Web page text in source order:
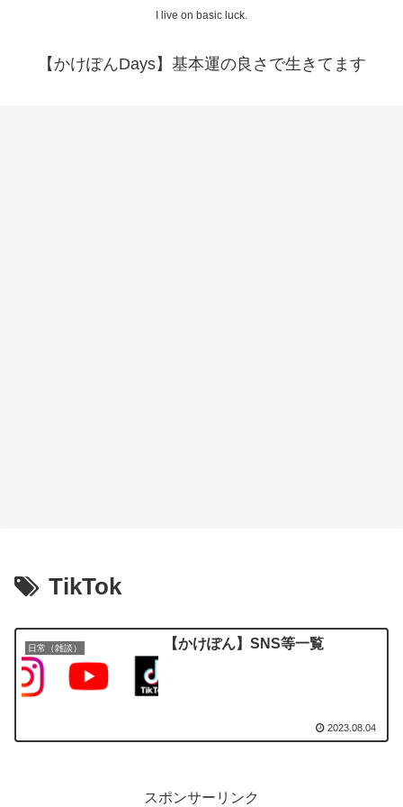
I live on basic luck.
【かけぽんDays】基本運の良さで生きてます
TikTok
日常（雑談） 【かけぽん】SNS等一覧
2023.08.04
スポンサーリンク